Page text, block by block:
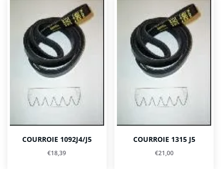
COURROIE 1092J4/J5
€18,39
COURROIE 1315 J5
€21,00